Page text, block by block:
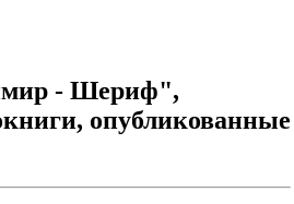
- Шериф",
опубликованные